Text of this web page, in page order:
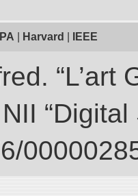
Harvard IEEE